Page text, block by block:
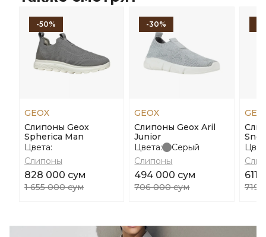
-50%
GEOX
Слипоны Geox
Spherica Man
Цвета:
Слипоны
828 000 сум
1 655 000 сум
-30%
GEOX
Слипоны Geox Aril
Junior
Цвета:
Серый
Слипоны
494 000 сум
706 000 сум
611
719